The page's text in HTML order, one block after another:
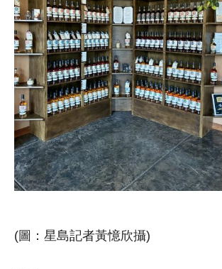
(圖：星島記者黃憶欣攝)